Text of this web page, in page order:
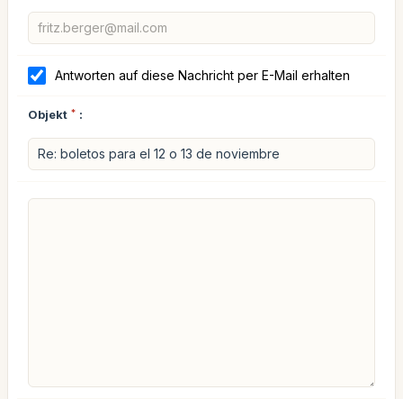
Antworten auf diese Nachricht per E-Mail erhalten
Objekt * :